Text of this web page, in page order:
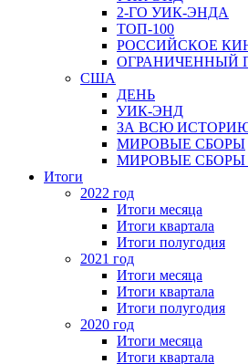
2-ГО УИК-ЭНДА
ТОП-100
РОССИЙСКОЕ
ОГРАНИЧЕННЫЙ
США
ДЕНЬ
УИК-ЭНД
ЗА ВСЮ
МИРОВЫЕ СБОРЫ
МИРОВЫЕ СБОРЫ
Итоги
2022 год
Итоги месяца
Итоги квартала
Итоги полугодия
2021 год
Итоги месяца
Итоги квартала
Итоги полугодия
2020 год
Итоги месяца
Итоги квартала